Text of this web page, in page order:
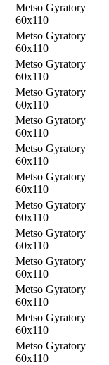
Metso Gyratory
60x110
Metso Gyratory
60x110
Metso Gyratory
60x110
Metso Gyratory
60x110
Metso Gyratory
60x110
Metso Gyratory
60x110
Metso Gyratory
60x110
Metso Gyratory
60x110
Metso Gyratory
60x110
Metso Gyratory
60x110
Metso Gyratory
60x110
Metso Gyratory
60x110
Metso Gyratory
60x110